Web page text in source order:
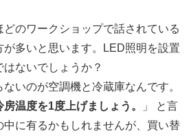
のワークショップで話されている
が多いと思います。LED照明を設置
ないでしょうか？
いのが空調機と冷蔵庫なんです。
房温度を1度上げましょう。
」 と言
中に有るかもしれませんが、買い替